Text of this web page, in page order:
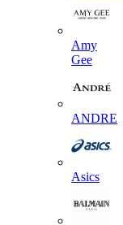
Amy
Gee
ANDRE
Asics